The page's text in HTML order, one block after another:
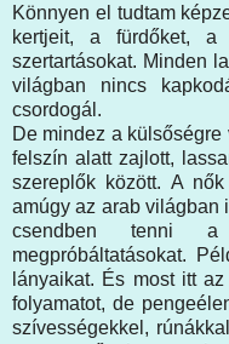
Könnyen el tudtam
kertjeit, a fürdőket, a
szertartásokat. Minden
világban nincs
csordogál.
De mindez a
felszín alatt zajlott,
szereplők között. A
amúgy az arab világban
csendben tenni
megpróbáltatásokat.
lányaikat. És most itt
folyamatot, de
szívességekkel,